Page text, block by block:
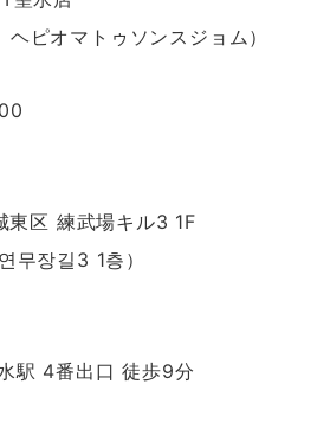
ヘピオマトゥソンスジョム）
東区 練武場キル3 1F
무장길3 1층）
駅 4番出口 徒歩9分